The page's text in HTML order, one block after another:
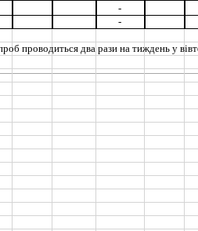
-
-
проводиться два рази на тиждень у